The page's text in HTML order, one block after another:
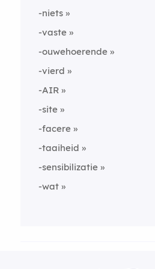
-niets
-vaste
-ouwehoerende
-vierd
-AIR
-site
-facere
-taaiheid
-sensibilizatie
-wat